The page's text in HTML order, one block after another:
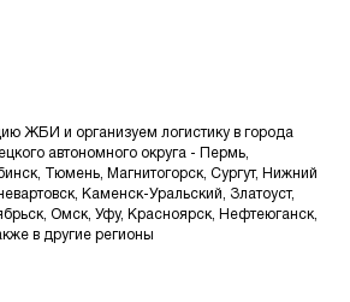
ЖБИ и организуем логистику в города
автономного округа - Пермь,
Тюмень, Магнитогорск, Сургут, Нижний
Каменск-Уральский, Златоуст,
Омск, Уфу, Красноярск, Нефтеюганск,
в другие регионы
перекрытия ПК
Перемычки полистиролбетонные